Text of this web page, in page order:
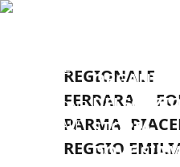
NAZIONALE
DILETTANTI
DELEGAZIONE
PROVINCIALE STORIA
DOVE
REGIONALE
FERRARA
PARMA
REGGIO